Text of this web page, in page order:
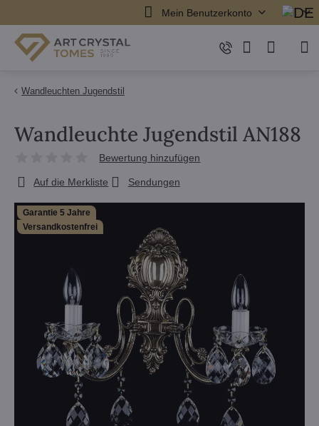
Mein Benutzerkonto
Wandleuchten Jugendstil
Garantie 5 Jahre
Versandkostenfrei
Wandleuchte Jugendstil AN188
Bewertung hinzufügen
Auf die Merkliste Sendungen